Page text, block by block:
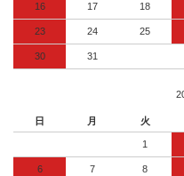
16 17 18
23 24 25
30 31
日 月 火
1
6 7 8